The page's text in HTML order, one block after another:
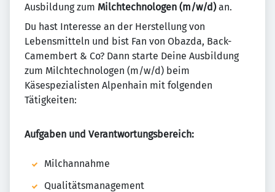
Ausbildung zum Milchtechnologen (m/w/d)an.
Du hast Interesse an der Herstellung von
Lebensmitteln und bist Fan von Obazda, Back-
Camembert & Co? Dann starte Deine Ausbildung
zum Milchtechnologen (m/w/d) beim
Käsespezialisten Alpenhain mit folgenden
Tätigkeiten:
Aufgaben und Verantwortungsbereich:
Milchannahme
Qualitätsmanagement